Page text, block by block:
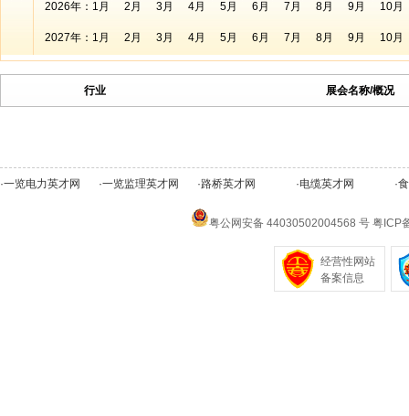
2026年： 1月 2月 3月 4月 5月 6月 7月 8月 9月 10月
2027年： 1月 2月 3月 4月 5月 6月 7月 8月 9月 10月
行业 展会名称/概况
·一览电力英才网 ·一览监理英才网 ·路桥英才网 ·电缆英才网 ·
粤公网安备 44030502004568 号 粤ICP
经营性网站
备案信息